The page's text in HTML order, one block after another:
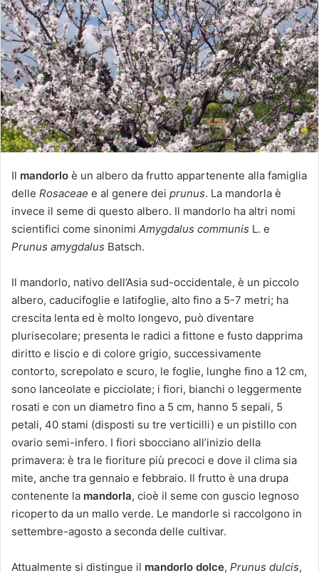
a
u
n
'
e
m
a
i
l
Il mandorlo è un albero da frutto appartenente alla famiglia
delle Rosaceae e al genere dei prunus. La mandorla è
invece il seme di questo albero. Il mandorlo ha altri nomi
scientifici come sinonimi Amygdalus communis L. e
Prunus amygdalus Batsch.
Il mandorlo, nativo dell’Asia sud-occidentale, è un piccolo
albero, caducifoglie e latifoglie, alto fino a 5-7 metri; ha
crescita lenta ed è molto longevo, può diventare
plurisecolare; presenta le radici a fittone e fusto dapprima
diritto e liscio e di colore grigio, successivamente
contorto, screpolato e scuro, le foglie, lunghe fino a 12 cm,
sono lanceolate e picciolate; i fiori, bianchi o leggermente
rosati e con un diametro fino a 5 cm, hanno 5 sepali, 5
petali, 40 stami (disposti su tre verticilli) e un pistillo con
ovario semi-infero. I fiori sbocciano all’inizio della
primavera: è tra le fioriture più precoci e dove il clima sia
mite, anche tra gennaio e febbraio. Il frutto è una drupa
contenente la mandorla, cioè il seme con guscio legnoso
ricoperto da un mallo verde. Le mandorle si raccolgono in
settembre-agosto a seconda delle cultivar.
Attualmente si distingue il mandorlo dolce, Prunus dulcis,